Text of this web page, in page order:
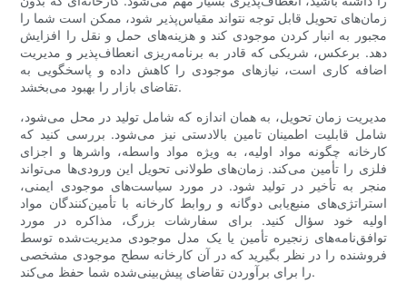
زمان‌های تحویل قابل توجه نتواند مقیاس‌پذیر شود، ممکن است شما را
مجبور به انبار کردن موجودی کند و هزینه‌های حمل و نقل را افزایش
دهد. برعکس، شریکی که قادر به برنامه‌ریزی انعطاف‌پذیر و مدیریت
اضافه کاری است، نیازهای موجودی را کاهش داده و پاسخگویی به
تقاضای بازار را بهبود می‌بخشد.
مدیریت زمان تحویل، به همان اندازه که شامل تولید در محل می‌شود،
شامل قابلیت اطمینان تامین بالادستی نیز می‌شود. بررسی کنید که
کارخانه چگونه مواد اولیه، به ویژه مواد واسطه، واشرها و اجزای
فلزی را تأمین می‌کند. زمان‌های طولانی تحویل این ورودی‌ها می‌تواند
منجر به تأخیر در تولید شود. در مورد سیاست‌های موجودی ایمنی،
استراتژی‌های منبع‌یابی دوگانه و روابط کارخانه با تأمین‌کنندگان مواد
اولیه خود سؤال کنید. برای سفارشات بزرگ، مذاکره در مورد
توافق‌نامه‌های زنجیره تأمین یا یک مدل موجودی مدیریت‌شده توسط
فروشنده را در نظر بگیرید که در آن کارخانه سطح موجودی مشخصی
را برای برآوردن تقاضای پیش‌بینی‌شده شما حفظ می‌کند.